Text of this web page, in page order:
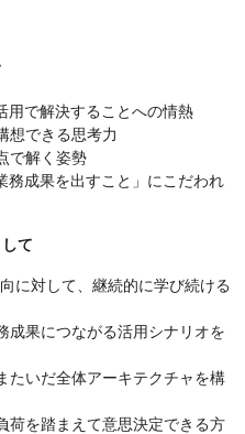
用で解決することへの情熱
想できる思考力
で解く姿勢
務成果を出すこと」にこだわれ
て
に対して、継続的に学び続ける
成果につながる活用シナリオを
たいだ全体アーキテクチャを構
荷を踏まえて意思決定できる方